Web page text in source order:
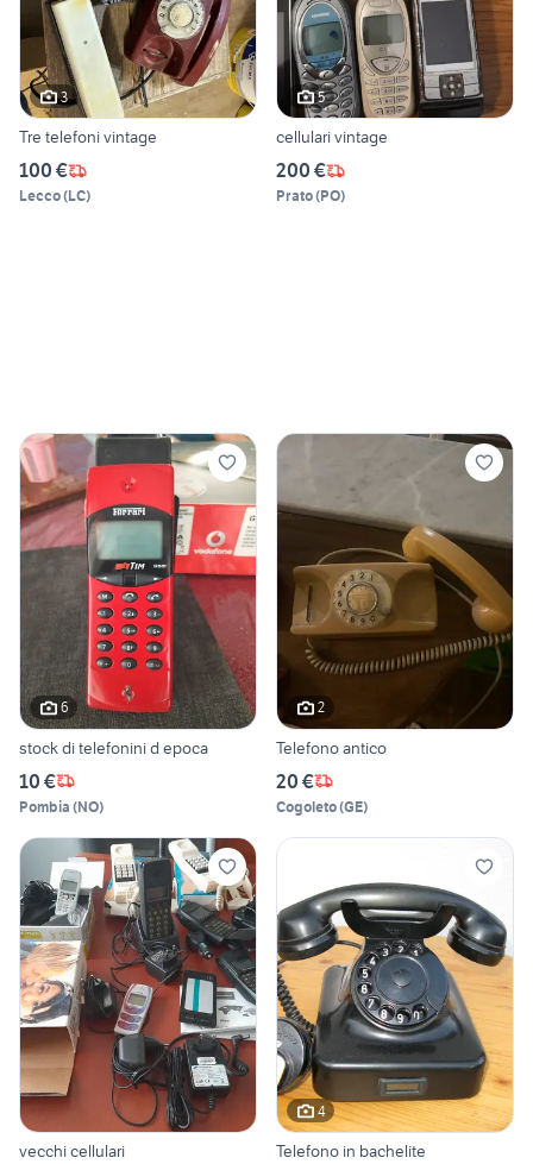
3
Tre telefoni vintage
100 €
Lecco(LC)
5
cellulari vintage
200 €
Prato(PO)
6
stock di telefonini d epoca
10 €
Pombia (NO)
2
Telefono antico
20 €
Cogoleto(GE)
vecchi cellulari
4
Telefono in bachelite